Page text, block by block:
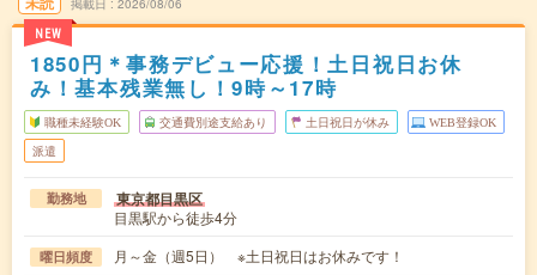
NEW
掲載日 2026/08/06
1850円＊事務デビュー応援！土日祝日お休
み！基本残業無し！9時～17時
職種未経験OK 交通費別途支給あり 土日祝日が休み WEB登録OK
派遣
勤務地 東京都目黒区
目黒駅から徒歩4分
曜日頻度 月～金（週5日） ※土日祝日はお休みです！